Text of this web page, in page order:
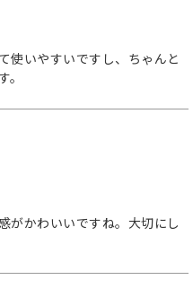
使いやすいですし、ちゃんと
。
がかわいいですね。大切にし